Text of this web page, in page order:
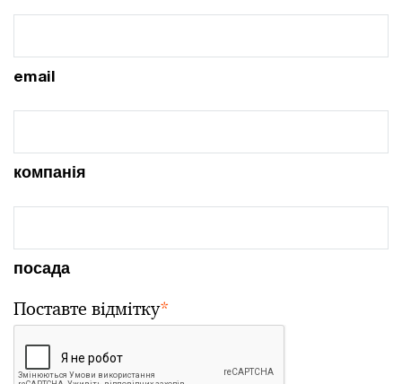
email
компанія
посада
Поставте відмітку*